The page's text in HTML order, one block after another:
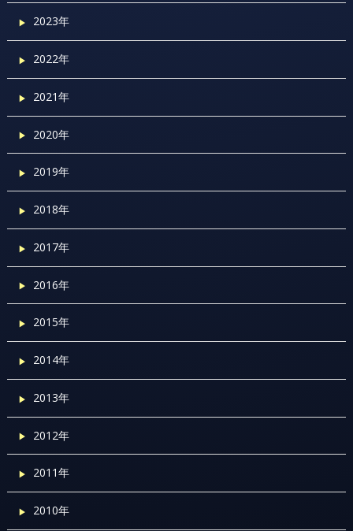
2023年
2022年
2021年
2020年
2019年
2018年
2017年
2016年
2015年
2014年
2013年
2012年
2011年
2010年